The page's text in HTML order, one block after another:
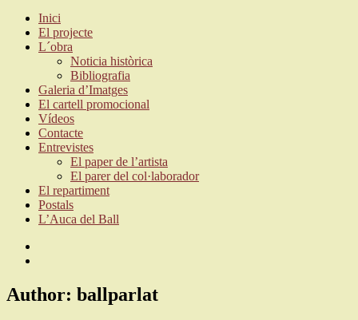
ballparlatrodonya.cat
Inici
El projecte
L´obra
Noticia històrica
Bibliografia
Galeria d’Imatges
El cartell promocional
Vídeos
Contacte
Entrevistes
El paper de l’artista
El parer del col·laborador
El repartiment
Postals
L’Auca del Ball
Author: ballparlat